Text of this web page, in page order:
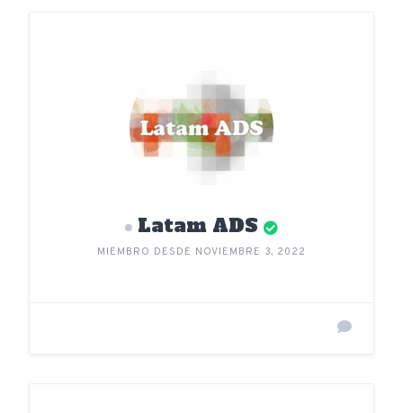
Latam ADS
MIEMBRO DESDE NOVIEMBRE 3, 2022